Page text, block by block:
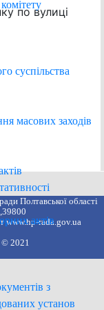
суспільства
масових заходів
актів
з
установ
по вулиці
Полтавської області
www.hp-rada.gov.ua
© 2021